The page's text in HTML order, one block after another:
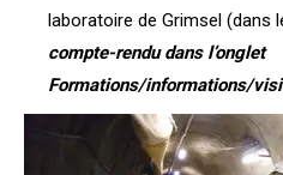
laboratoire de Grimsel (dans
compte-rendu dans l’onglet
Formations/informations/